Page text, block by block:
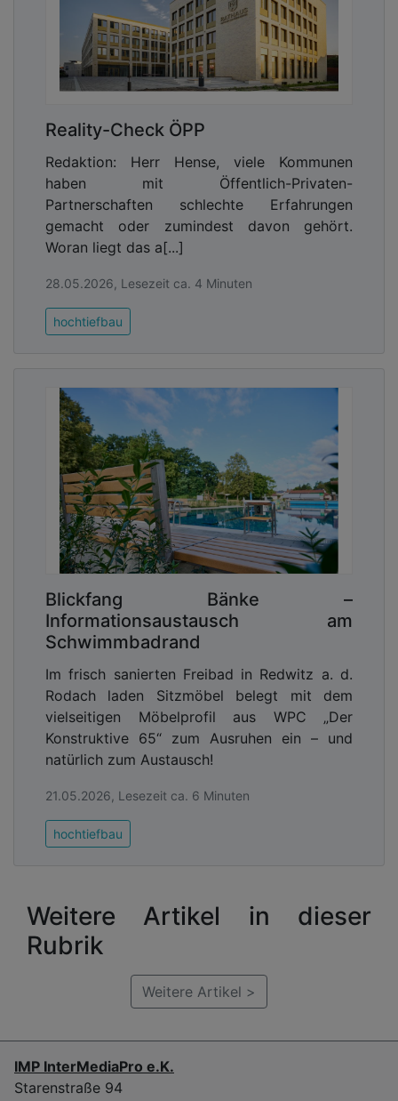
Reality-Check ÖPP
Redaktion: Herr Hense, viele Kommunen
haben mit Öffentlich-Privaten-
Partnerschaften schlechte Erfahrungen
gemacht oder zumindest davon gehört.
Woran liegt das a[...]
28.05.2026, Lesezeit ca. 4 Minuten
hochtiefbau
Blickfang Bänke –
Informationsaustausch am
Schwimmbadrand
Im frisch sanierten Freibad in Redwitz a. d.
Rodach laden Sitzmöbel belegt mit dem
vielseitigen Möbelprofil aus WPC „Der
Konstruktive 65“ zum Ausruhen ein – und
natürlich zum Austausch!
21.05.2026, Lesezeit ca. 6 Minuten
hochtiefbau
Weitere Artikel in dieser
Rubrik
Weitere Artikel >
IMP InterMediaPro e.K.
Starenstraße 94